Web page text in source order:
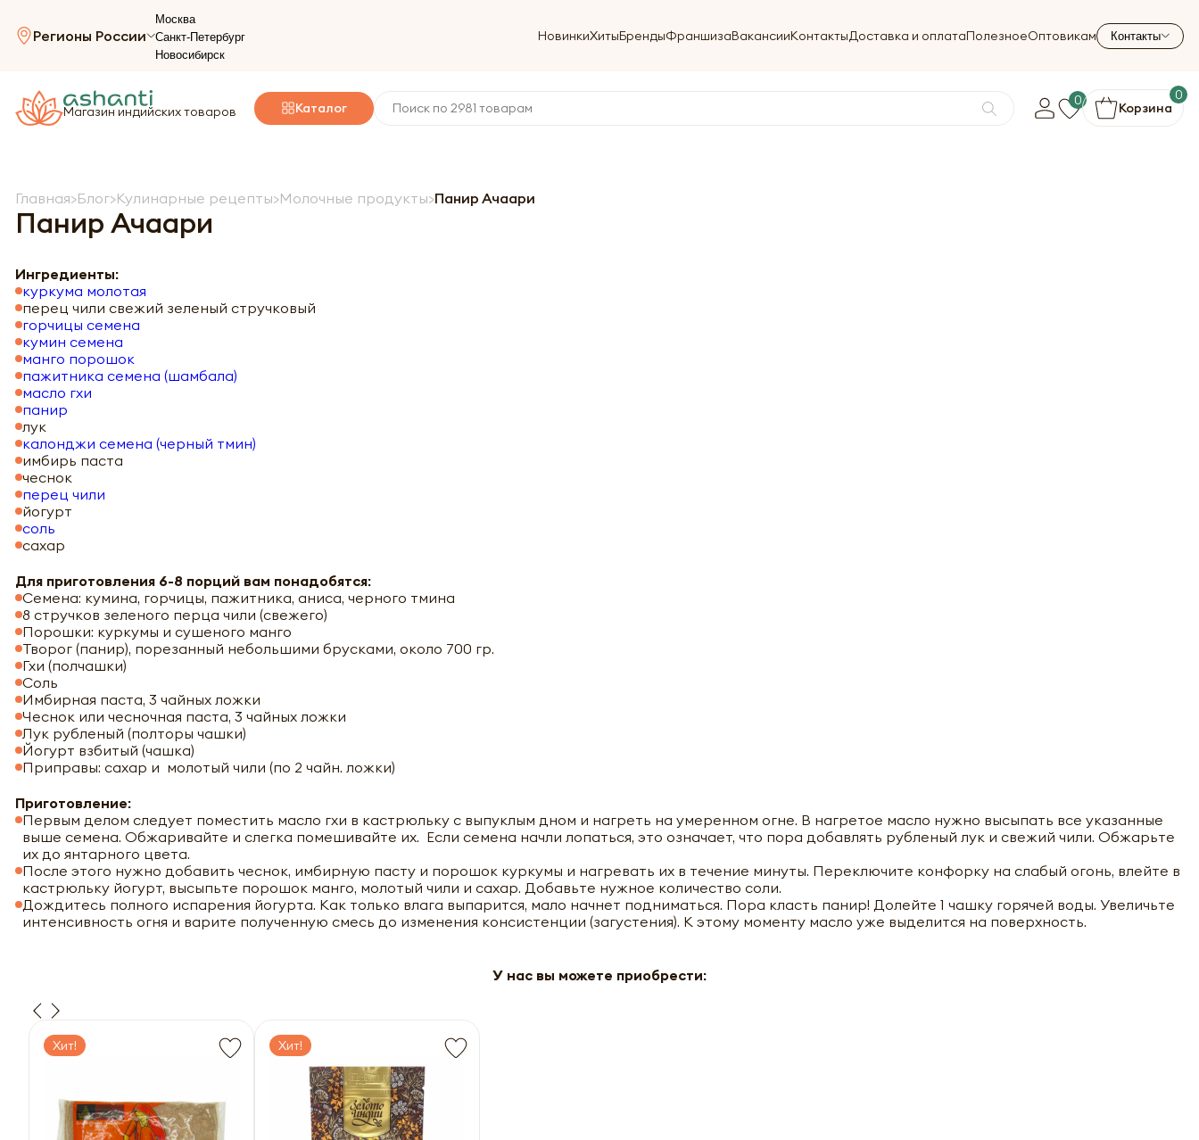
Регионы России
Москва
Санкт-Петербург
Новосибирск
НовинкиХитыБрендыФраншизаВакансииКонтактыДоставка и оплатаПолезноеОптовикам Контакты
Магазин индийских товаров Каталог 0 Корзина
0
Главная Блог Кулинарные рецепты Молочные продукты Панир Ачаари
Панир Ачаари
Ингредиенты:
куркума молотая
перец чили свежий зеленый стручковый
горчицы семена
кумин семена
манго порошок
пажитника семена (шамбала)
масло гхи
панир
лук
калонджи семена (черный тмин)
имбирь паста
чеснок
перец чили
йогурт
соль
сахар
Для приготовления 6-8 порций вам понадобятся:
Семена: кумина, горчицы, пажитника, аниса, черного тмина
8 стручков зеленого перца чили (свежего)
Порошки: куркумы и сушеного манго
Творог (панир), порезанный небольшими брусками, около 700 гр.
Гхи (полчашки)
Соль
Имбирная паста, 3 чайных ложки
Чеснок или чесночная паста, 3 чайных ложки
Лук рубленый (полторы чашки)
Йогурт взбитый (чашка)
Приправы: сахар и молотый чили (по 2 чайн. ложки)
Приготовление:
Первым делом следует поместить масло гхи в кастрюльку с выпуклым дном и нагреть на умеренном огне. В нагретое масло нужно высыпать все указанные
выше семена. Обжаривайте и слегка помешивайте их. Если семена начли лопаться, это означает, что пора добавлять рубленый лук и свежий чили. Обжарьте
их до янтарного цвета.
После этого нужно добавить чеснок, имбирную пасту и порошок куркумы и нагревать их в течение минуты. Переключите конфорку на слабый огонь, влейте в
кастрюльку йогурт, высыпьте порошок манго, молотый чили и сахар. Добавьте нужное количество соли.
Дождитесь полного испарения йогурта. Как только влага выпарится, мало начнет подниматься. Пора класть панир! Долейте 1 чашку горячей воды. Увеличьте
интенсивность огня и варите полученную смесь до изменения консистенции (загустения). К этому моменту масло уже выделится на поверхность.
У нас вы можете приобрести:
Хит! Хит!